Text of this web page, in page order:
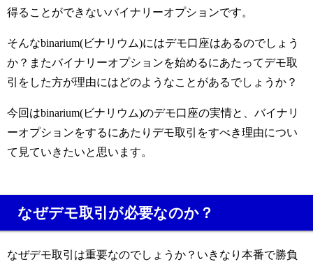
得ることができないバイナリーオプションです。
そんなbinarium(ビナリウム)にはデモ口座はあるのでしょう
か？またバイナリーオプションを始めるにあたってデモ取
引をした方が理由にはどのようなことがあるでしょうか？
今回はbinarium(ビナリウム)のデモ口座の実情と、バイナリ
ーオプションをするにあたりデモ取引をすべき理由につい
て見ていきたいと思います。
なぜデモ取引が必要なのか？
なぜデモ取引は重要なのでしょうか？いきなり本番で勝負